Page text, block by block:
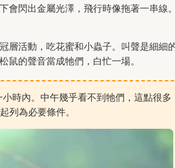
閃出金屬光澤，飛行時像拖著一串線。
層活動，吃花蜜和小蟲子。叫聲是細細
鼠的聲音當成牠們，白忙一場。
時內。中午幾乎看不到牠們，這點很多
列為必要條件。